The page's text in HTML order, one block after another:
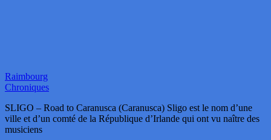
Raimbourg
Chroniques
SLIGO – Road to Caranusca (Caranusca) Sligo est le nom d’une
ville et d’un comté de la République d’Irlande qui ont vu naître des
musiciens